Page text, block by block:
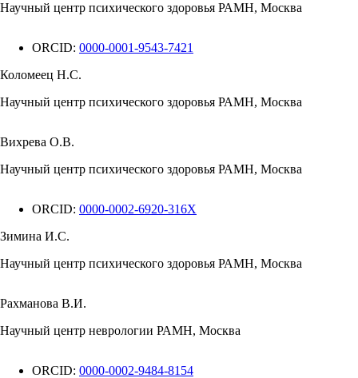
Научный центр психического здоровья РАМН, Москва
ORCID: 0000-0001-9543-7421
Коломеец Н.С.
Научный центр психического здоровья РАМН, Москва
Вихрева О.В.
Научный центр психического здоровья РАМН, Москва
ORCID: 0000-0002-6920-316X
Зимина И.С.
Научный центр психического здоровья РАМН, Москва
Рахманова В.И.
Научный центр неврологии РАМН, Москва
ORCID: 0000-0002-9484-8154